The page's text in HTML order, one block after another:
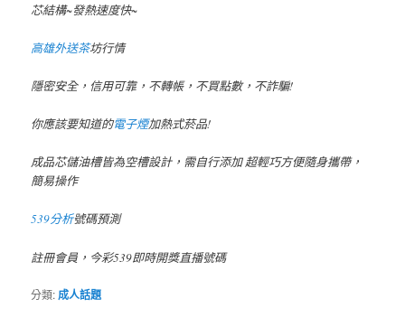
芯結構~發熱速度快~
高雄外送茶坊行情
隱密安全，信用可靠，不轉帳，不買點數，不詐騙!
你應該要知道的電子煙加熱式菸品!
成品芯儲油槽皆為空槽設計，需自行添加 超輕巧方便隨身攜帶，
簡易操作
539分析號碼預測
註冊會員，今彩539即時開獎直播號碼
分類:成人話題